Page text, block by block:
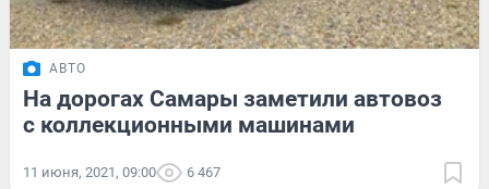
АВТО
На дорогах Самары заметили автовоз
с коллекционными машинами
11 июня, 2021, 09:00 6 467